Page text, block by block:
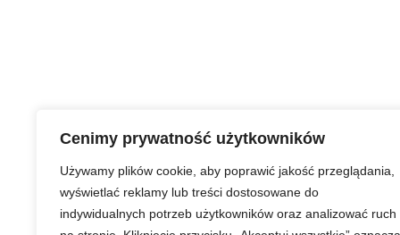
Cenimy prywatność użytkowników
Używamy plików cookie, aby poprawić jakość przeglądania,
wyświetlać reklamy lub treści dostosowane do
indywidualnych potrzeb użytkowników oraz analizować ruch